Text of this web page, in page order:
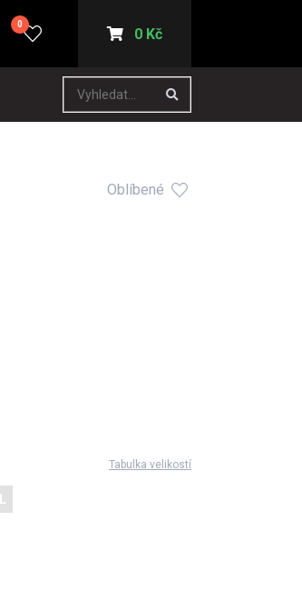
0
0 Kč
Oblíbené
Tabulka velikostí